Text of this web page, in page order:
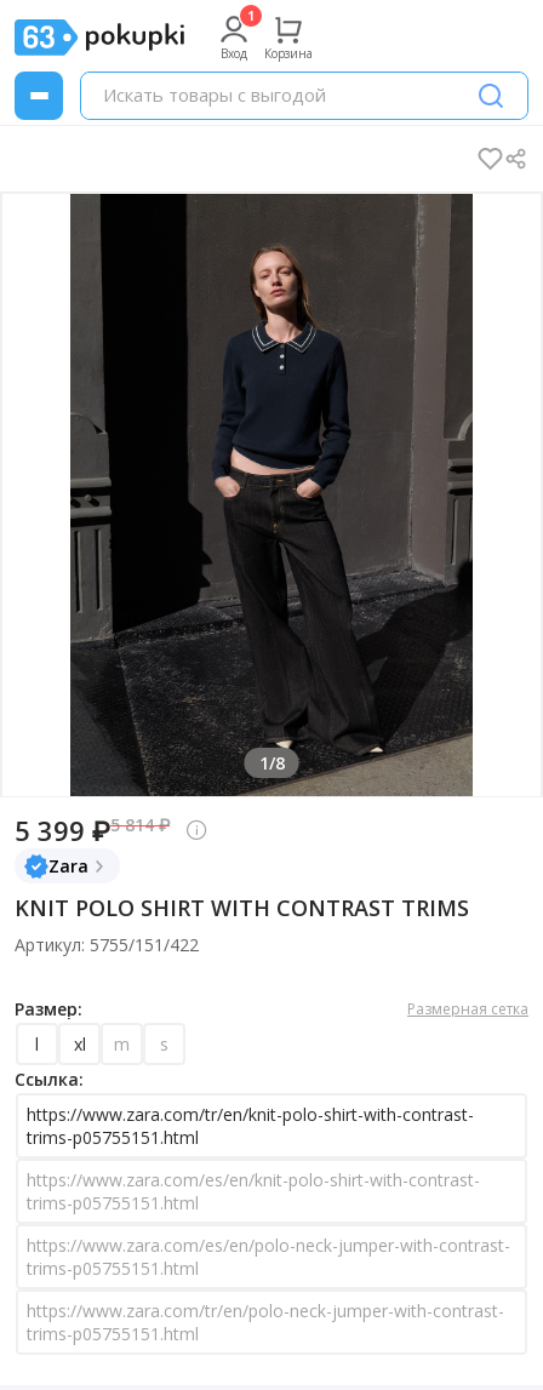
Вход Корзина
1/8
5 399 ₽5 814 ₽
Zara
KNIT POLO SHIRT WITH CONTRAST TRIMS
Артикул: 5755/151/422
Размер: Размерная сетка
l xl m
s
Ссылка:
https://www.zara.com/tr/en/knit-polo-shirt-with-contrast-
trims-p05755151.html
https://www.zara.com/es/en/knit-polo-shirt-with-contrast-
trims-p05755151.html
https://www.zara.com/es/en/polo-neck-jumper-with-contrast-
trims-p05755151.html
https://www.zara.com/tr/en/polo-neck-jumper-with-contrast-
trims-p05755151.html